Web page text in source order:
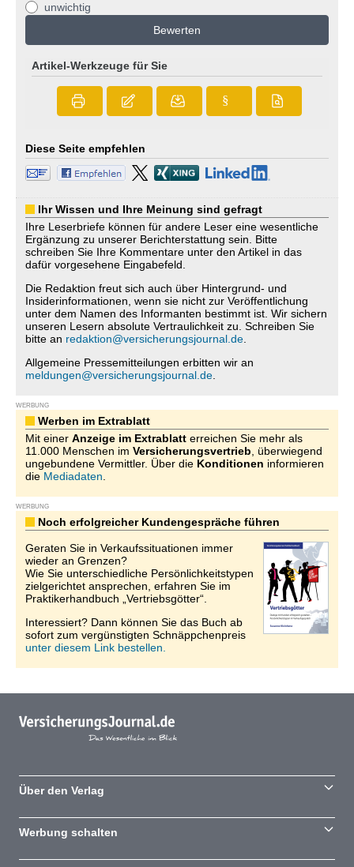
unwichtig
Bewerten
Artikel-Werkzeuge für Sie
§
Diese Seite empfehlen
Ihr Wissen und Ihre Meinung sind gefragt
Ihre Leserbriefe können für andere Leser eine wesentliche
Ergänzung zu unserer Berichterstattung sein. Bitte
schreiben Sie Ihre Kommentare unter den Artikel in das
dafür vorgesehene Eingabefeld.
Die Redaktion freut sich auch über Hintergrund- und
Insiderinformationen, wenn sie nicht zur Veröffentlichung
unter dem Namen des Informanten bestimmt ist. Wir sichern
unseren Lesern absolute Vertraulichkeit zu. Schreiben Sie
bitte an redaktion@versicherungsjournal.de
Allgemeine Pressemitteilungen erbitten wir an
meldungen@versicherungsjournal.de
WERBUNG
Werben im Extrablatt
Mit einer Anzeige im Extrablatt erreichen Sie mehr als
11.000 Menschen im Versicherungsvertrieb , überwiegend
ungebundene Vermittler. Über die Konditionen informieren
die Mediadaten
WERBUNG
Noch erfolgreicher Kundengespräche führen
Geraten Sie in Verkaufssituationen immer
wieder an Grenzen?
Wie Sie unterschiedliche Persönlichkeitstypen
zielgerichtet ansprechen, erfahren Sie im
Praktikerhandbuch „Vertriebsgötter“.
Interessiert? Dann können Sie das Buch ab
sofort zum vergünstigten Schnäppchenpreis
unter diesem Link bestellen.
Über den Verlag
Werbung schalten